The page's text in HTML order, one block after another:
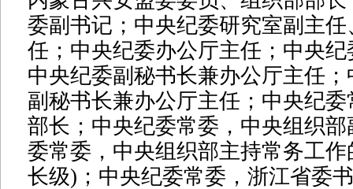
委副书记；中央纪委研究室副主
任；中央纪委办公厅主任；中央
中央纪委副秘书长兼办公厅主任
副秘书长兼办公厅主任；中央纪
部长；中央纪委常委，中央组织
委常委，中央组织部主持常务工
长级)；中央纪委常委，浙江省委